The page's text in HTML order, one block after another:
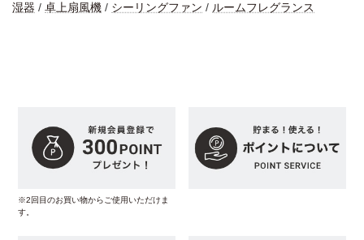
湿器 / 卓上扇風機 / シーリングファン / ルームフレグランス
※2回目のお買い物からご使用いただけま
す。